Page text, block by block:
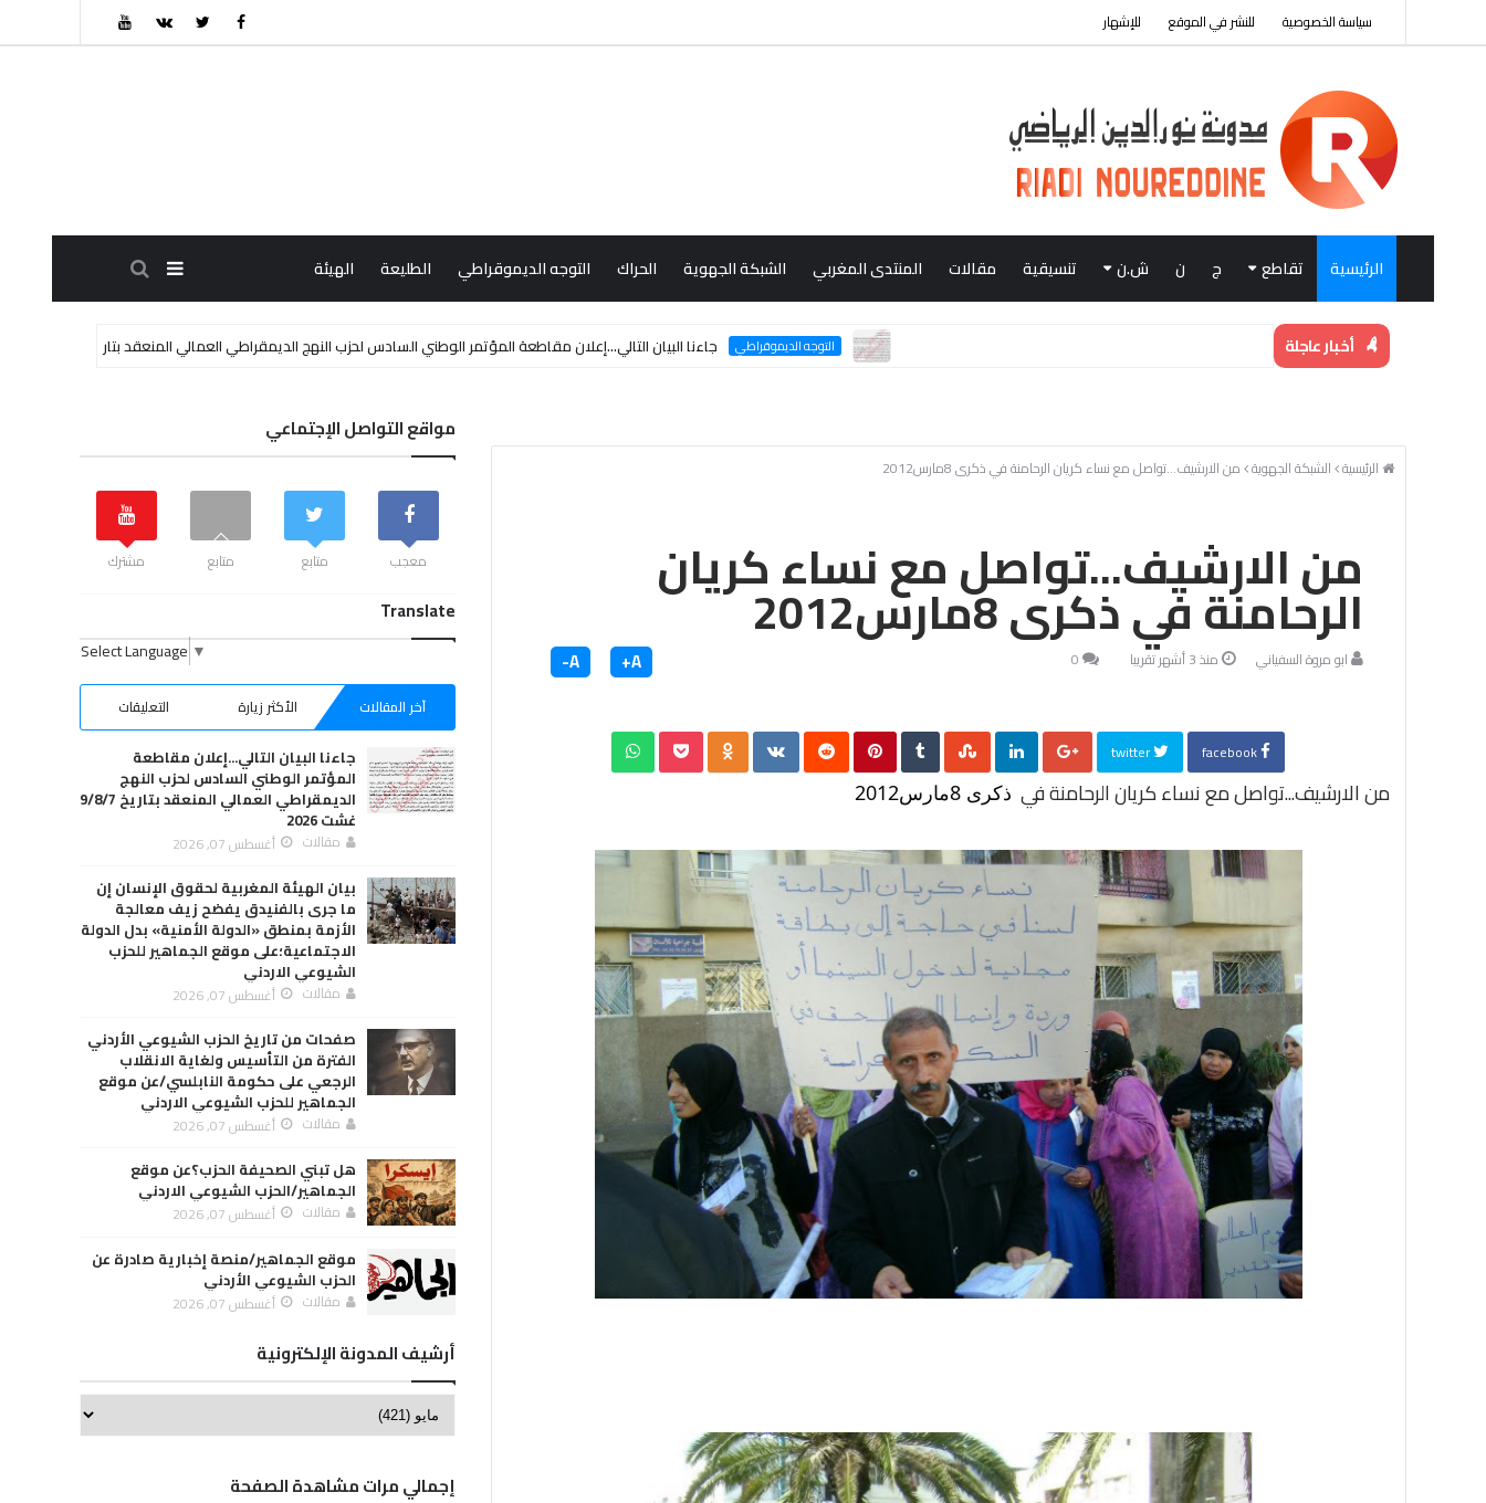
سياسة الخصوصية للنشر في الموقع للإشهار
الرئيسية تقاطع ج ن ش.ن تنسيقية مقالات المنتدى المغربي الشبكة الجهوية الحراك التوجه الديموقراطي الطليعة الهيئة
أخبار عاجلة التوجه الديموقراطي جاءنا البيان التالي...إعلان مقاطعة المؤتمر الوطني السادس لحزب النهج الديمقراطي العمالي المنعقد بتاريخ 9/8/7 غشت 2026
الرئيسية الشبكة الجهوية من الارشيف...تواصل مع نساء كريان الرحامنة في ذكرى 8مارس2012
من الارشيف...تواصل مع نساء كريان
الرحامنة في ذكرى 8مارس2012
ابو مروة السفياني منذ 3 أشهر تقريبا 0
A+
A-
twitter
من الارشيف...تواصل مع نساء كريان الرحامنة في ذكرى 8مارس2012
مواقع التواصل الإجتماعي
معجب متابع متابع مشترك
Translate
Select Language ▼
آخر المقالات الأكثر زيارة التعليقات
جاءنا البيان التالي...إعلان مقاطعة
المؤتمر الوطني السادس لحزب النهج
الديمقراطي العمالي المنعقد بتاريخ 9/8/7
غشت 2026
مقالات أغسطس 07, 2026
بيان الهيئة المغربية لحقوق الإنسان إن
ما جرى بالفنيدق يفضح زيف معالجة
الأزمة بمنطق «الدولة الأمنية» بدل الدولة
الاجتماعية؛على موقع الجماهير للحزب
الشيوعي الاردني
مقالات أغسطس 07, 2026
صفحات من تاريخ الحزب الشيوعي الأردني
الفترة من التأسيس ولغاية الانقلاب
الرجعي على حكومة النابلسي/عن موقع
الجماهير للحزب الشيوعي الاردني
مقالات أغسطس 07, 2026
هل تبني الصحيفة الحزب؟عن موقع
الجماهير/الحزب الشيوعي الاردني
مقالات أغسطس 07, 2026
موقع الجماهير/منصة إخبارية صادرة عن
الحزب الشيوعي الأردني
مقالات أغسطس 07, 2026
أرشيف المدونة الإلكترونية
إجمالي مرات مشاهدة الصفحة